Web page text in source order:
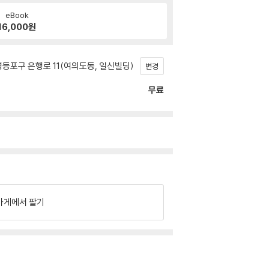
eBook
원
포구 은행로 11(여의도동, 일신빌딩) 변경
무료
게에서 팔기